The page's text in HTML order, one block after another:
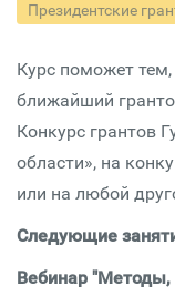
Президентские
Курс поможет тем,
ближайший
Конкурс грантов
области», на
или на любой
Следующие
Вебинар